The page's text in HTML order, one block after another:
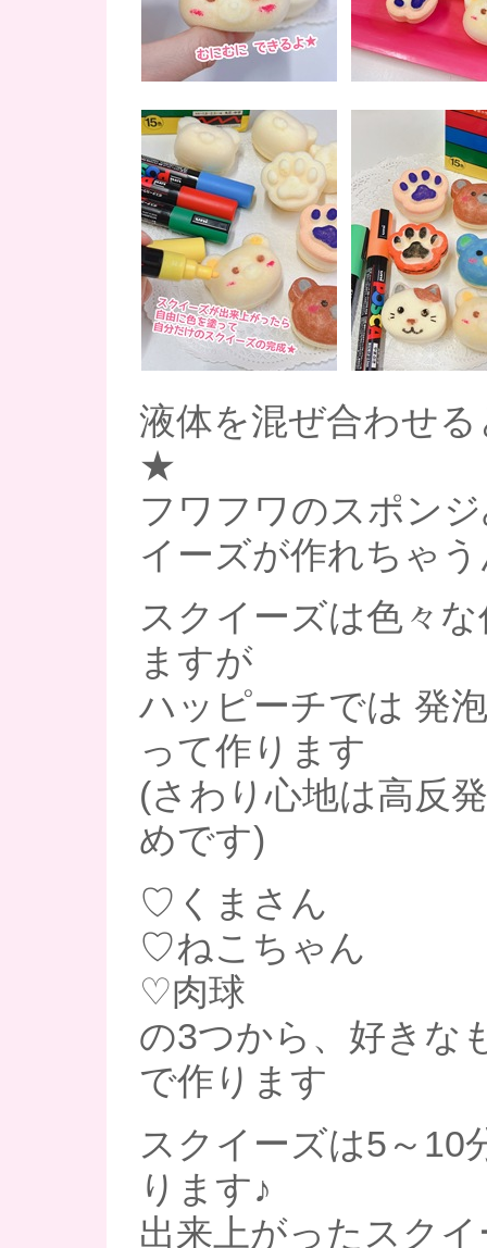
液体を混ぜ合わせ
★
フワフワのスポン
イーズが作れちゃ
スクイーズは色々
ますが
ハッピーチでは 発
って作ります
(さわり心地は高反
めです)
♡くまさん
♡ねこちゃん
♡肉球
の3つから、好きな
で作ります
スクイーズは5～10
ります♪
出来上がったスク